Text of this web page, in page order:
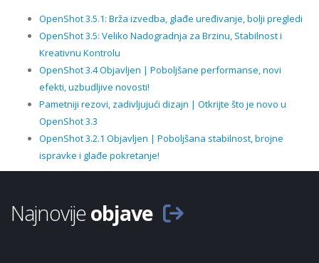
OpenShot 3.5.1: Brža izvedba, glađe uređivanje, bolji pregledi
OpenShot 3.5: Veliko Nadogradnja za Brzinu, Stabilnost i
Kreativnu Kontrolu
OpenShot 3.4 Objavljen | Poboljšane performanse, novi
efekti, uzbudljive novosti!
Pametniji rezovi, zadivljujući dizajn | Otkrijte što je novo u
OpenShot 3.3
OpenShot 3.2.1 Objavljen | Poboljšana stabilnost, brojne
ispravke i glađe pokretanje!
Najnovijeobjave